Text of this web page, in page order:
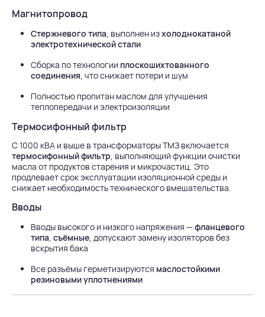
Магнитопровод
Стержневого типа, выполнен изхолоднокатаной
электротехнической стали
Сборка по технологии плоскошихтованного
соединения, что снижает потери и шум
Полностью пропитан маслом для улучшения
теплопередачи и электроизоляции
Термосифонный фильтр
С 1000 кВА и выше в трансформаторы ТМЗ включается
термосифонный фильтр, выполняющий функции очистки
масла от продуктов старения и микрочастиц. Это
продлевает срок эксплуатации изоляционной среды и
снижает необходимость технического вмешательства.
Вводы
Вводы высокого и низкого напряжения — фланцевого
типа, съёмные, допускают замену изоляторов без
вскрытия бака
Все разъёмы герметизируются маслостойкими
резиновыми уплотнениями